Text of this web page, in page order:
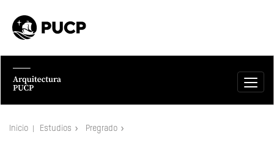
Inicio Estudios Pregrado